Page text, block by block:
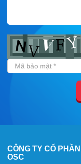
CÔNG TY CỔ
OSC